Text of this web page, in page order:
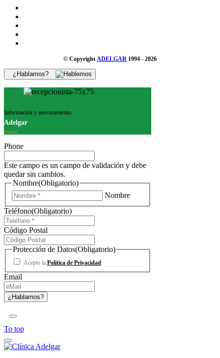
© Copyright ADELGAR 1994 - 2026
¿Hablamos?
Información y asesoramiento
Adelgar
Online
Phone
Este campo es un campo de validación y debe
quedar sin cambios.
Nombre(Obligatorio)
Nombre
Teléfono(Obligatorio)
Código Postal
Protección de Datos(Obligatorio)
Acepto la Política de Privacidad
Email
To top